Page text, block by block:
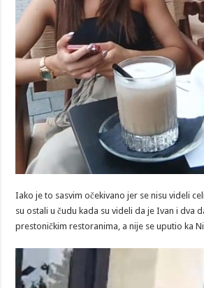
Iako je to sasvim očekivano jer se nisu videli
su ostali u čudu kada su videli da je Ivan i dva
prestoničkim restoranima, a nije se uputio ka